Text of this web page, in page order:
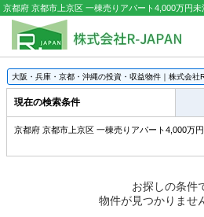
京都府 京都市上京区 一棟売りアパート4,000万円
大阪・兵庫・京都・沖縄の投資・収益物件｜株式会社
現在の検索条件
京都府 京都市上京区 一棟売りアパート4,000万
お探しの条件
物件が見つかりませ